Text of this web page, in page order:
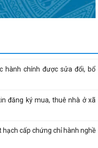
nước hoặc xuất khẩu của
hành nghề hoạt động xây
hành chính được sửa đổi, bổ
đăng ký mua, thuê nhà ở xã
cấp chứng chỉ hành nghề